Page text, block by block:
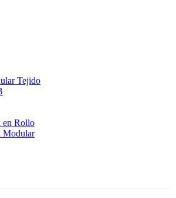
Tejido
en Rollo
Modular